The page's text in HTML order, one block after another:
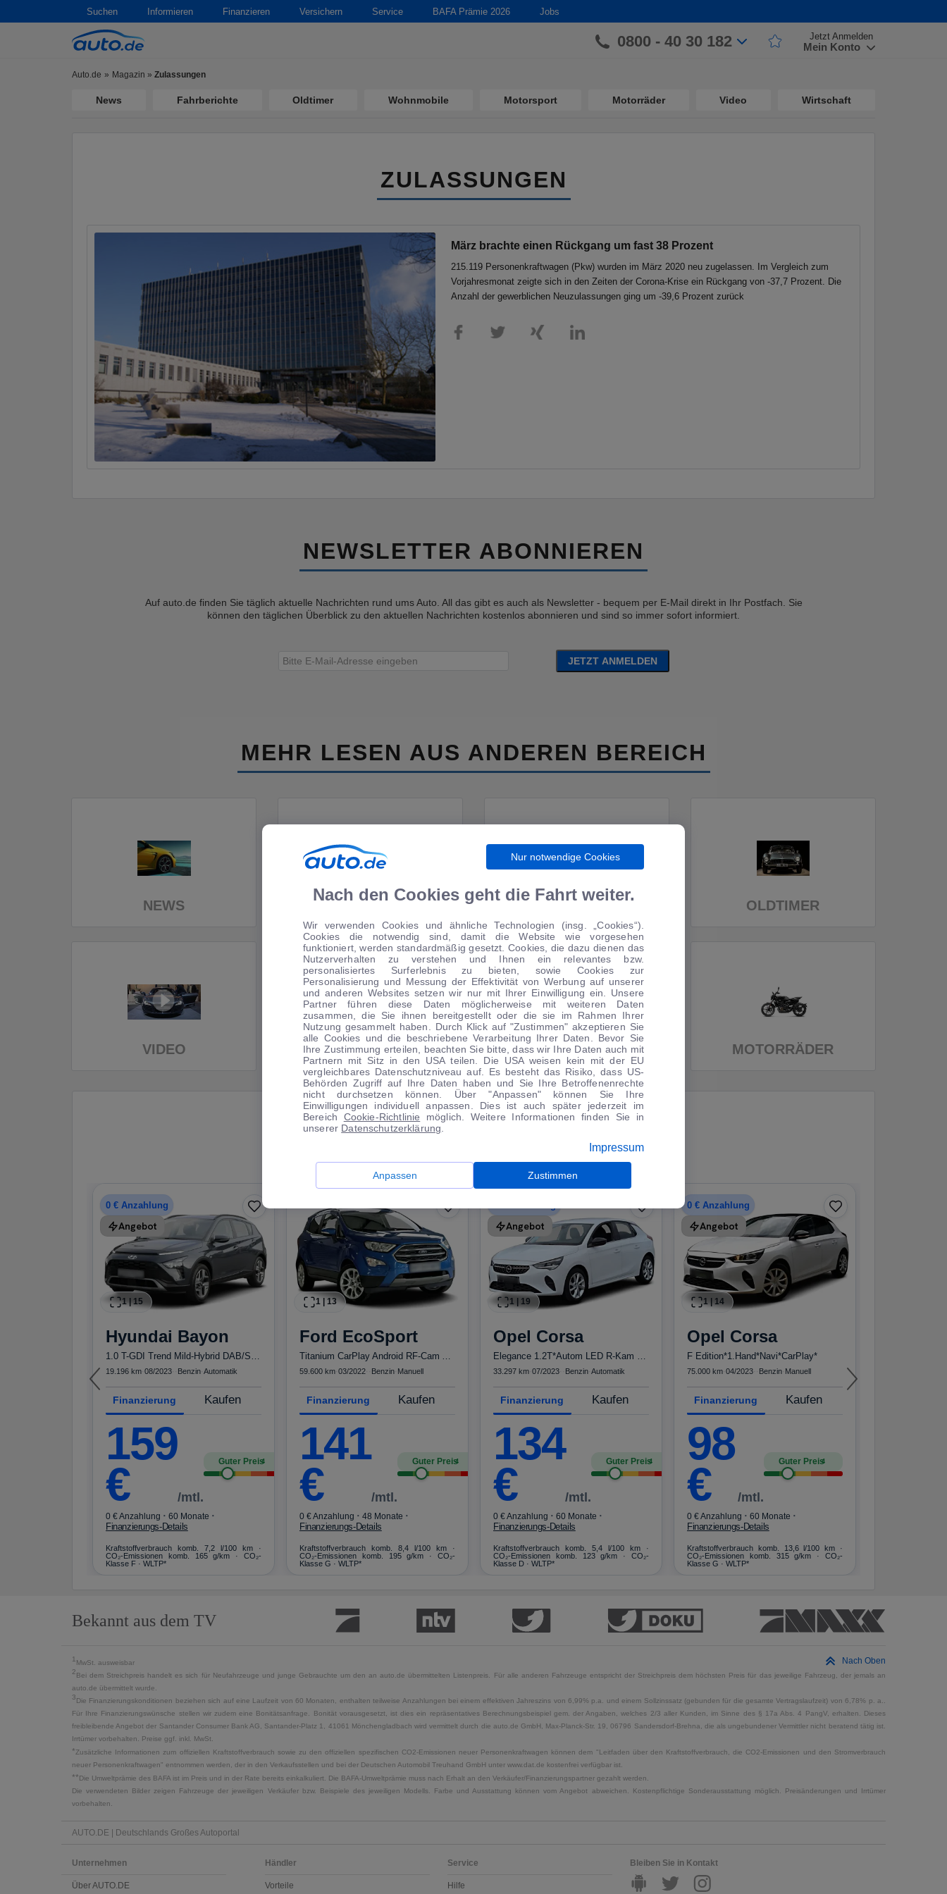
Suchen Informieren Finanzieren Versichern Service BAFA Prämie 2026 Jobs
0800 - 40 30 182 Jetzt Anmelden
Mein Konto
Auto.de Magazin » Zulassungen
News Fahrberichte Oldtimer Wohnmobile Motorsport Motorräder Video Wirtschaft
ZULASSUNGEN
März brachte einen Rückgang um fast 38 Prozent
215.119 Personenkraftwagen (Pkw) wurden im März 2020 neu zugelassen. Im Vergleich zum
Vorjahresmonat zeigte sich in den Zeiten der Corona-Krise ein Rückgang von -37,7 Prozent. Die
Anzahl der gewerblichen Neuzulassungen ging um -39,6 Prozent zurück
NEWSLETTER ABONNIEREN
Auf auto.de finden Sie täglich aktuelle Nachrichten rund ums Auto. All das gibt es auch als Newsletter - bequem per E-Mail direkt in Ihr Postfach. Sie
können den täglichen Überblick zu den aktuellen Nachrichten kostenlos abonnieren und sind so immer sofort informiert.
JETZT ANMELDEN
MEHR LESEN AUS ANDEREN BEREICH
NEWS FAHRBERICHTE MOTORSPORT OLDTIMER
VIDEO WIRTSCHAFT WOHNMOBILE MOTORRÄDER
TIPPS VOM AUTOMARKT
0 € Anzahlung
Angebot
1|15
Hyundai Bayon
19.196 km 08/2023 Benzin Automatik
Finanzierung Kaufen
159
€ /mtl.
Guter Preis4
0 € Anzahlung · 60 Monate ·
Finanzierungs-Details
Kraftstoffverbrauch komb. 7,2 l/100 km ·
CO₂-Emissionen komb. 165 g/km · CO₂-
Klasse F · WLTP*
1 13
Ford EcoSport
59.600 km 03/2022 Benzin Manuell
Finanzierung Kaufen
141
€ /mtl.
Guter Preis4
0 € Anzahlung · 48 Monate ·
Finanzierungs-Details
Kraftstoffverbrauch komb. 8,4 l/100 km ·
CO₂-Emissionen komb. 195 g/km · CO₂-
Klasse G · WLTP*
Angebot
1 19
Opel Corsa
33.297 km 07/2023 Benzin Automatik
Finanzierung Kaufen
134
€ /mtl.
Guter Preis4
0 € Anzahlung · 60 Monate ·
Finanzierungs-Details
Kraftstoffverbrauch komb. 5,4 l/100 km ·
CO₂-Emissionen komb. 123 g/km · CO₂-
Klasse D · WLTP*
0 € Anzahlung
Angebot
1 14
Opel Corsa
F Edition*1.Hand*Navi*CarPlay*
75.000 km 04/2023 Benzin Manuell
Finanzierung Kaufen
98
€ /mtl.
Guter Preis4
0 € Anzahlung · 60 Monate ·
Finanzierungs-Details
Kraftstoffverbrauch komb. 13,6 l/100 km ·
CO₂-Emissionen komb. 315 g/km · CO₂-
Klasse G · WLTP*
Bekannt aus dem TV
Nach Oben
1 MwSt. ausweisbar
2Bei dem Streichpreis handelt es sich für Neufahrzeuge und junge Gebrauchte um den an auto.de übermittelten Listenpreis. Für alle anderen Fahrzeuge entspricht der Streichpreis dem höchsten Preis für das jeweilige Fahrzeug, der jemals an
auto.de übermittelt wurde.
3Die Finanzierungskonditionen beziehen sich auf eine Laufzeit von 60 Monaten, enthalten teilweise Anzahlungen bei einem effektiven Jahreszins von 6,99% p.a. und einem Sollzinssatz (gebunden für die gesamte Vertragslaufzeit) von 6,78% p. a..
Für Ihre Finanzierungswünsche stellen wir zudem eine Bonitätsanfrage. Bonität vorausgesetzt, ist dies ein repräsentatives Berechnungsbeispiel gem. der Angaben, welches 2/3 aller Kunden, im Sinne des § 17a Abs. 4 PangV, erhalten. Dieses
freibleibende Angebot der Santander Consumer Bank AG, Santander-Platz 1, 41061 Mönchengladbach wird vermittelt durch die auto.de GmbH, Max-Planck-Str. 19, 06796 Sandersdorf-Brehna, die als ungebundener Vermittler nicht beratend tätig ist.
Irrtümer vorbehalten. Preise ggf. inkl. MwSt.
*Zusätzliche Informationen zum offiziellen Kraftstoffverbrauch sowie zu den offiziellen spezifischen CO2-Emissionen neuer Personenkraftwagen können dem "Leitfaden über den Kraftstoffverbrauch, die CO2-Emissionen und den Stromverbrauch
neuer Personenkraftwagen" entnommen werden, der in den Verkaufsstellen und bei der Deutschen Automobil Treuhand GmbH unter www.dat.de kostenfrei verfügbar ist.
**Die Umweltprämie des BAFA ist im Preis und in der Rate bereits einkalkuliert. Die BAFA-Umweltprämie muss nach Erhalt an den Verkäufer/Finanzierungspartner gezahlt werden.
Die verwendeten Bilder zeigen Fahrzeuge der jeweiligen Verkäufer bzw. Beispiele des jeweiligen Modells. Farbe und Ausstattung können vom Angebot abweichen. Kostenpflichtige Sonderausstattung möglich. Preisänderungen und Irrtümer
vorbehalten.
AUTO.DE | Deutschlands Großes Autoportal
Unternehmen
Über AUTO.DE
Händler
Vorteile
Service
Hilfe
Bleiben Sie in Kontakt
Nur notwendige Cookies
Nach den Cookies geht die Fahrt weiter.
Wir verwenden Cookies und ähnliche Technologien (insg. „Cookies“).
Cookies die notwendig sind, damit die Website wie vorgesehen
funktioniert, werden standardmäßig gesetzt. Cookies, die dazu dienen das
Nutzerverhalten zu verstehen und Ihnen ein relevantes bzw.
personalisiertes Surferlebnis zu bieten, sowie Cookies zur
Personalisierung und Messung der Effektivität von Werbung auf unserer
und anderen Websites setzen wir nur mit Ihrer Einwilligung ein. Unsere
Partner führen diese Daten möglicherweise mit weiteren Daten
zusammen, die Sie ihnen bereitgestellt oder die sie im Rahmen Ihrer
Nutzung gesammelt haben. Durch Klick auf "Zustimmen" akzeptieren Sie
alle Cookies und die beschriebene Verarbeitung Ihrer Daten. Bevor Sie
Ihre Zustimmung erteilen, beachten Sie bitte, dass wir Ihre Daten auch mit
Partnern mit Sitz in den USA teilen. Die USA weisen kein mit der EU
vergleichbares Datenschutzniveau auf. Es besteht das Risiko, dass US-
Behörden Zugriff auf Ihre Daten haben und Sie Ihre Betroffenenrechte
nicht durchsetzen können. Über "Anpassen" können Sie Ihre
Einwilligungen individuell anpassen. Dies ist auch später jederzeit im
Bereich Cookie-Richtlinie möglich. Weitere Informationen finden Sie in
unserer Datenschutzerklärung
Impressum
Anpassen Zustimmen